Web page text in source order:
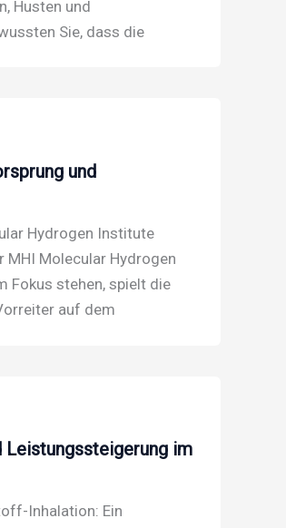
Husten und
Sie, dass die
und
Hydrogen Institute
Molecular Hydrogen
Fokus stehen, spielt die
auf dem
im
Inhalation: Ein